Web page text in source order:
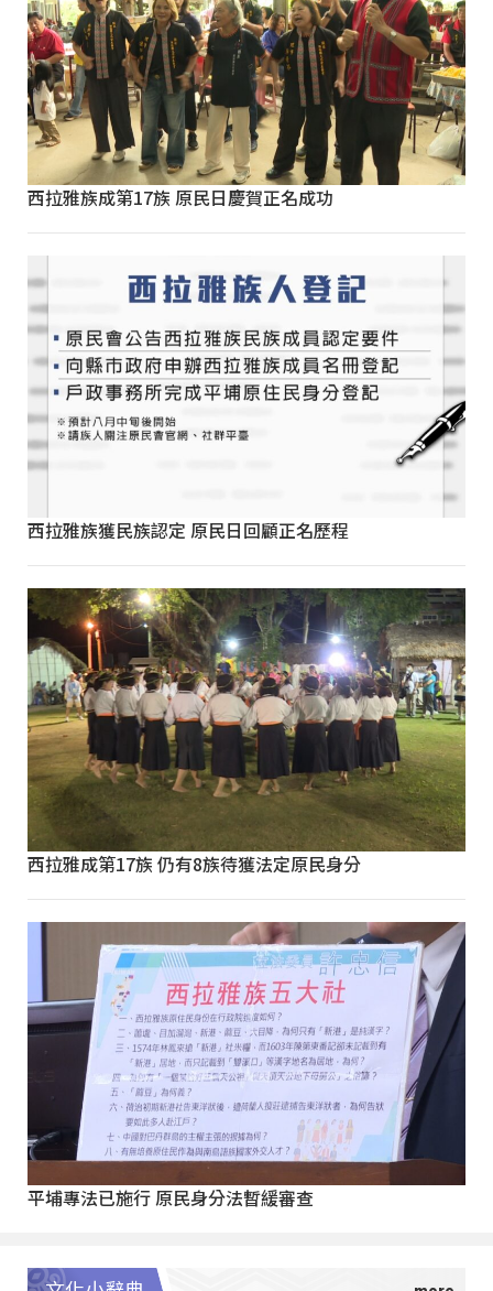
西拉雅族成第17族 原民日慶賀正名成功
西拉雅族獲民族認定 原民日回顧正名歷程
西拉雅成第17族 仍有8族待獲法定原民身分
平埔專法已施行 原民身分法暫緩審查